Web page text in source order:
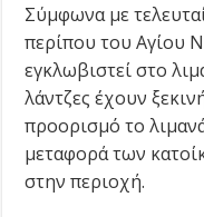
Σύμφωνα με
περίπου του Αγίου
εγκλωβιστεί στο
λάντζες έχουν
προορισμό το
μεταφορά των
στην περιοχή.